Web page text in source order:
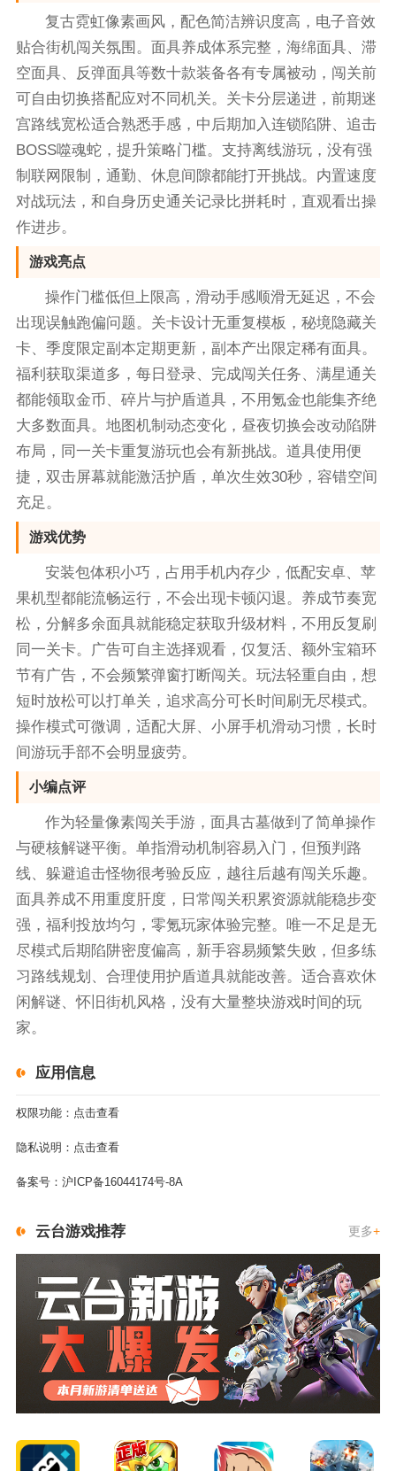
复古霓虹像素画风，配色简洁辨识度高，电子音效
贴合街机闯关氛围。面具养成体系完整，海绵面具、滞
空面具、反弹面具等数十款装备各有专属被动，闯关前
可自由切换搭配应对不同机关。关卡分层递进，前期迷
宫路线宽松适合熟悉手感，中后期加入连锁陷阱、追击
BOSS噬魂蛇，提升策略门槛。支持离线游玩，没有强
制联网限制，通勤、休息间隙都能打开挑战。内置速度
对战玩法，和自身历史通关记录比拼耗时，直观看出操
作进步。
游戏亮点
操作门槛低但上限高，滑动手感顺滑无延迟，不会
出现误触跑偏问题。关卡设计无重复模板，秘境隐藏关
卡、季度限定副本定期更新，副本产出限定稀有面具。
福利获取渠道多，每日登录、完成闯关任务、满星通关
都能领取金币、碎片与护盾道具，不用氪金也能集齐绝
大多数面具。地图机制动态变化，昼夜切换会改动陷阱
布局，同一关卡重复游玩也会有新挑战。道具使用便
捷，双击屏幕就能激活护盾，单次生效30秒，容错空间
充足。
游戏优势
安装包体积小巧，占用手机内存少，低配安卓、苹
果机型都能流畅运行，不会出现卡顿闪退。养成节奏宽
松，分解多余面具就能稳定获取升级材料，不用反复刷
同一关卡。广告可自主选择观看，仅复活、额外宝箱环
节有广告，不会频繁弹窗打断闯关。玩法轻重自由，想
短时放松可以打单关，追求高分可长时间刷无尽模式。
操作模式可微调，适配大屏、小屏手机滑动习惯，长时
间游玩手部不会明显疲劳。
小编点评
作为轻量像素闯关手游，面具古墓做到了简单操作
与硬核解谜平衡。单指滑动机制容易入门，但预判路
线、躲避追击怪物很考验反应，越往后越有闯关乐趣。
面具养成不用重度肝度，日常闯关积累资源就能稳步变
强，福利投放均匀，零氪玩家体验完整。唯一不足是无
尽模式后期陷阱密度偏高，新手容易频繁失败，但多练
习路线规划、合理使用护盾道具就能改善。适合喜欢休
闲解谜、怀旧街机风格，没有大量整块游戏时间的玩
家。
应用信息
权限功能： 点击查看
隐私说明： 点击查看
备案号： 沪ICP备16044174号-8A
云台游戏推荐 更多+